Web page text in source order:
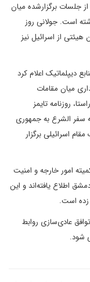
جلسات برگزارشده میان
است. جولانی روز
از اسرائیل نیز
از منابع دیپلماتیک اعلام کرد
میان مقامات
روزنامه تایمز
سفر الشرع به جمهوری
اسرائیلی برگزار
امور خارجه و امنیت
اطلاع یافته‌اند و این
زده است.
عادی‌سازی روابط
شود.